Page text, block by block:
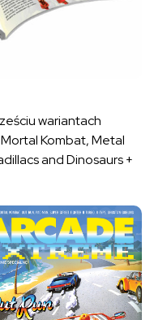
wariantach
Kombat, Metal
and Dinosaurs +